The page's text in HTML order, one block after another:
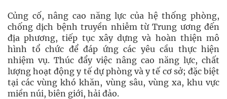
Củng cố, nâng cao năng lực của hệ thống phòng,
chống dịch bệnh truyền nhiễm từ Trung ương đến
địa phương, tiếp tục xây dựng và hoàn thiện mô
hình tổ chức để đáp ứng các yêu cầu thực hiện
nhiệm vụ. Thúc đẩy việc nâng cao năng lực, chất
lượng hoạt động y tế dự phòng và y tế cơ sở; đặc biệt
tại các vùng khó khăn, vùng sâu, vùng xa, khu vực
miền núi, biên giới, hải đảo.